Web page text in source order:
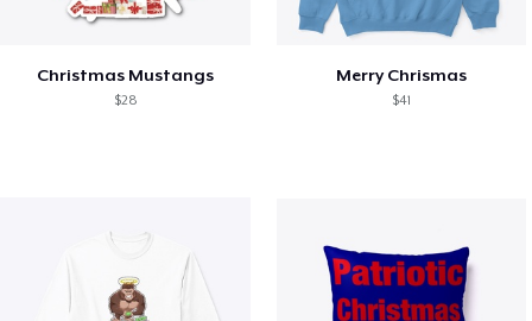
Christmas Mustangs
$28
Merry Chrismas
$41